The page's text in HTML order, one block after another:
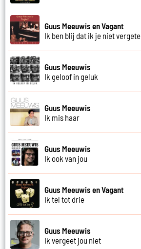
Guus Meeuwis en Vagant
Ik ben blij dat ik je niet
Guus Meeuwis
Ik geloof in geluk
Guus Meeuwis
Ik mis haar
Guus Meeuwis
Ik ook van jou
Guus Meeuwis en Vagant
Ik tel tot drie
Guus Meeuwis
Ik vergeet jou niet